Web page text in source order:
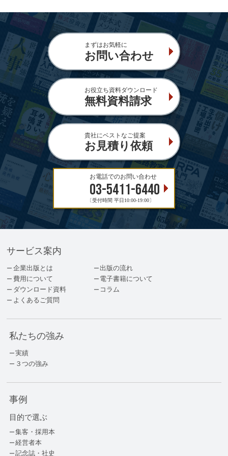
まずはお気軽に
お問い合わせ
お役立ち資料ダウンロード
無料資料請求
貴社にベストなご提案
お見積り依頼
お電話でのお問い合わせ
03-5411-6440
〔受付時間 平日10:00-19:00〕
サービス案内
企業出版とは
出版の流れ
費用について
電子書籍について
ダウンロード資料
コラム
よくあるご質問
私たちの強み
実績
３つの強み
事例
目的で選ぶ
集客・採用本
経営者本
記念誌・社史